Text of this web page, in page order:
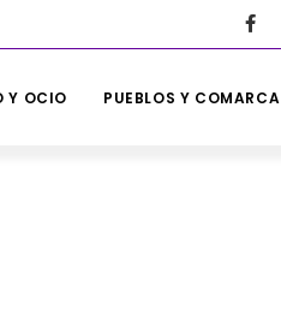
Y OCIO PUEBLOS Y COMARCA